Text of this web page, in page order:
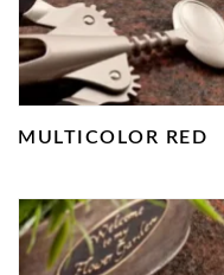
MULTICOLOR RED